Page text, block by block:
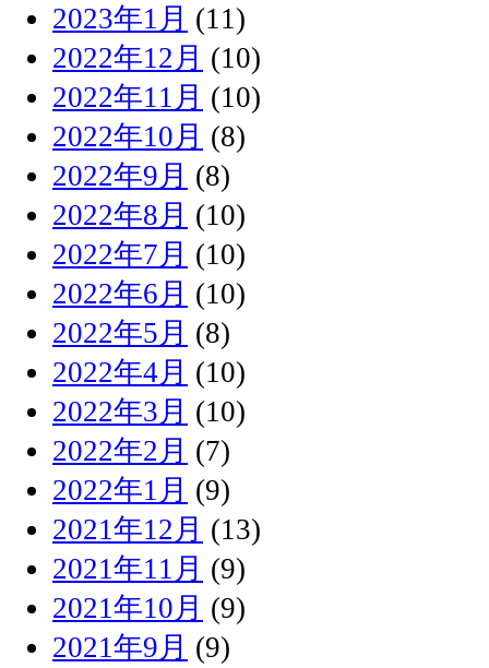
2023年1月 (11)
2022年12月 (10)
2022年11月 (10)
2022年10月 (8)
2022年9月 (8)
2022年8月 (10)
2022年7月 (10)
2022年6月 (10)
2022年5月 (8)
2022年4月 (10)
2022年3月 (10)
2022年2月 (7)
2022年1月 (9)
2021年12月 (13)
2021年11月 (9)
2021年10月 (9)
2021年9月 (9)